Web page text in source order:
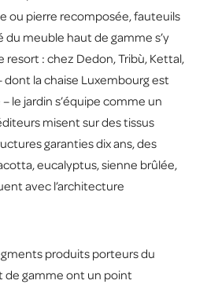
ou pierre recomposée, fauteuils
du meuble haut de gamme s’y
resort : chez Dedon, Tribù, Kettal,
dont la chaise Luxembourg est
le jardin s’équipe comme un
misent sur des tissus
garanties dix ans, des
eucalyptus, sienne brûlée,
avec l’architecture
produits porteurs du
de gamme ont un point